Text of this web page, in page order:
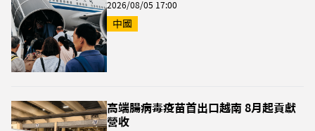
2026/08/05 17:00
中國
高端腸病毒疫苗首出口越南 8月起貢獻
營收